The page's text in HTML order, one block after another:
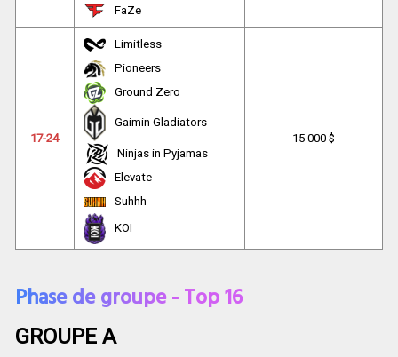
FaZe
17-24
Limitless
Pioneers
Ground Zero
Gaimin Gladiators
Ninjas in Pyjamas
Elevate
Suhhh
KOI
15 000 $
Phase de groupe - Top 16
GROUPE A